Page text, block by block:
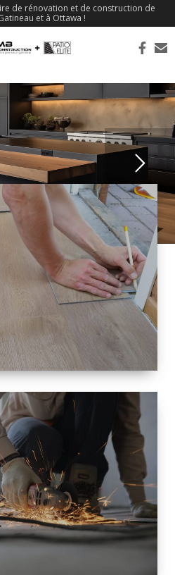
de rénovation et de construction de
et à Ottawa !